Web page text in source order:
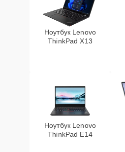
Ноутбук Lenovo
ThinkPad X13
Ноутбук Lenovo
ThinkPad E14